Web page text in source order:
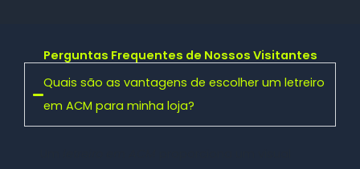
Perguntas Frequentes de Nossos Visitantes
Quais são as vantagens de escolher um letreiro
em ACM para minha loja?